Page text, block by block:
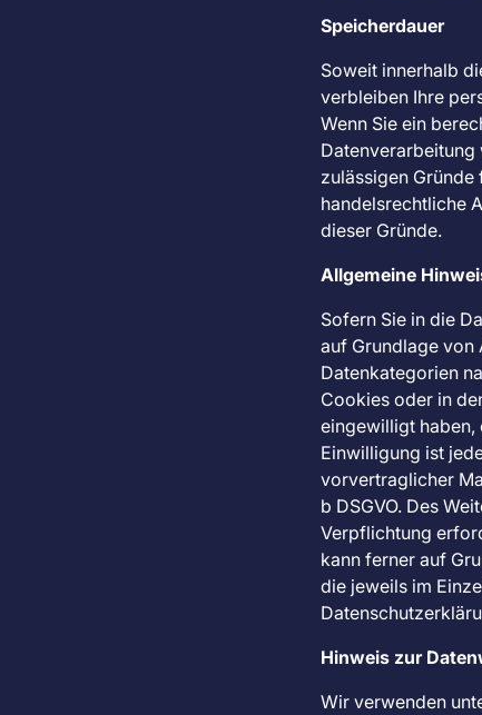
Speicherdauer
Soweit innerhalb
verbleiben Ihre
Wenn Sie ein
zulässigen
handelsrechtliche
dieser Gründe.
Allgemeine
Sofern Sie in die
auf Grundlage von
Datenkategorien
Cookies oder in
eingewilligt haben,
Einwilligung ist
vorvertraglicher
b DSGVO. Des
Verpflichtung
kann ferner auf
die jeweils im
Hinweis zur
Wir verwenden